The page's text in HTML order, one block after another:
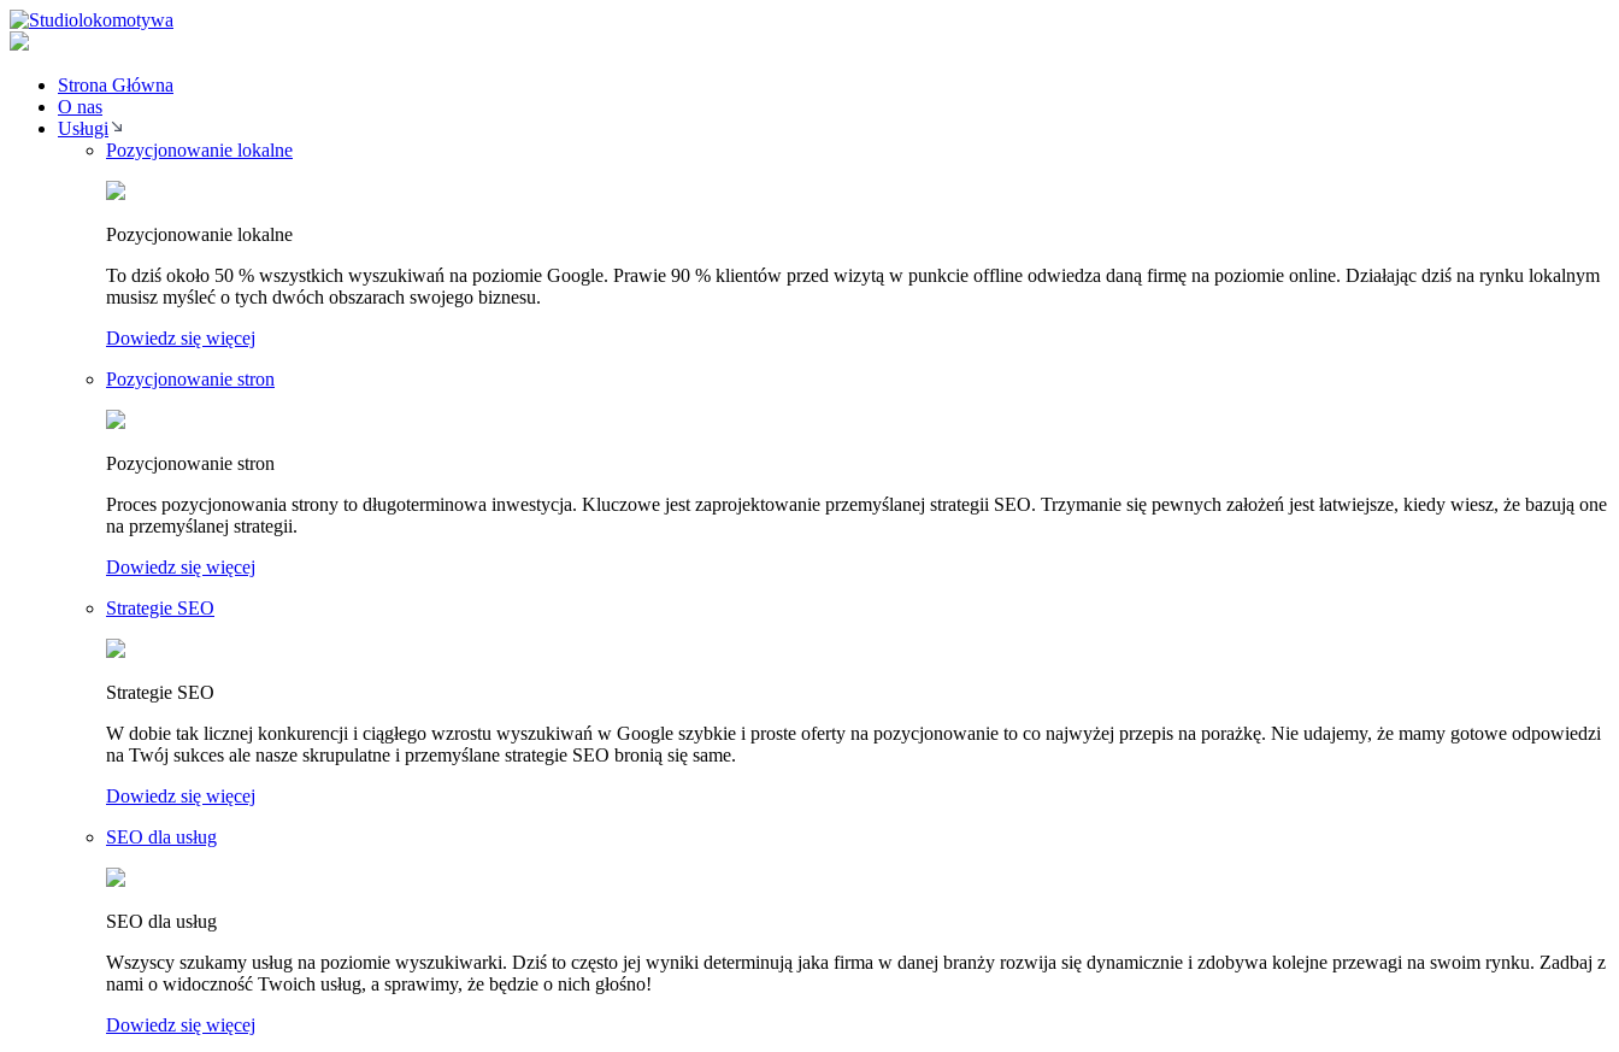
Strona Główna
O nas
Usługi
Pozycjonowanie lokalne
Pozycjonowanie lokalne
To dziś około 50 % wszystkich wyszukiwań na poziomie Google. Prawie 90 % klientów przed wizytą w punkcie offline odwiedza daną firmę na poziomie online. Działając dziś na rynku lokalnym
musisz myśleć o tych dwóch obszarach swojego biznesu.
Dowiedz się więcej
Pozycjonowanie stron
Pozycjonowanie stron
Proces pozycjonowania strony to długoterminowa inwestycja. Kluczowe jest zaprojektowanie przemyślanej strategii SEO. Trzymanie się pewnych założeń jest łatwiejsze, kiedy wiesz, że bazują one
na przemyślanej strategii.
Dowiedz się więcej
Strategie SEO
Strategie SEO
W dobie tak licznej konkurencji i ciągłego wzrostu wyszukiwań w Google szybkie i proste oferty na pozycjonowanie to co najwyżej przepis na porażkę. Nie udajemy, że mamy gotowe odpowiedzi
na Twój sukces ale nasze skrupulatne i przemyślane strategie SEO bronią się same.
Dowiedz się więcej
SEO dla usług
SEO dla usług
Wszyscy szukamy usług na poziomie wyszukiwarki. Dziś to często jej wyniki determinują jaka firma w danej branży rozwija się dynamicznie i zdobywa kolejne przewagi na swoim rynku. Zadbaj z
nami o widoczność Twoich usług, a sprawimy, że będzie o nich głośno!
Dowiedz się więcej